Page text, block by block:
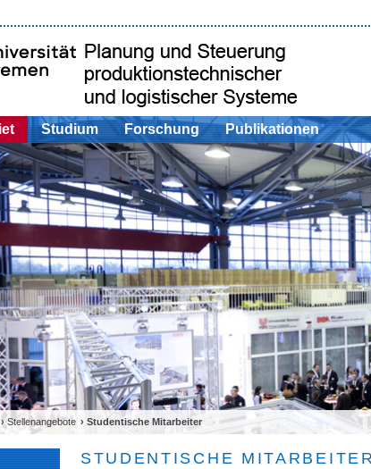
Studium Forschung Publikationen
›Stellenangebote › Studentische Mitarbeiter
STUDENTISCHE MITARBEITER